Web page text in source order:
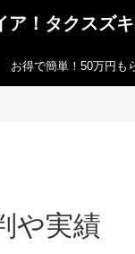
ア！タクスズ
お得で簡単！50万円も
や実績